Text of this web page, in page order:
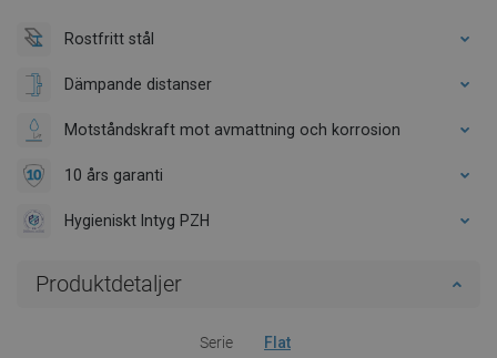
Rostfritt stål
Dämpande distanser
Motståndskraft mot avmattning och korrosion
10 års garanti
Hygieniskt Intyg PZH
Produktdetaljer
Serie Flat